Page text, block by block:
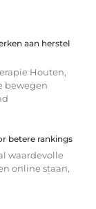
aan herstel
Houten,
bewegen
betere rankings
waardevolle
online staan,